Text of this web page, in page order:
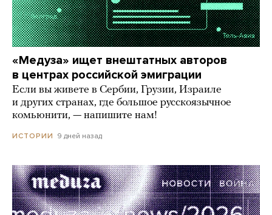
«Медуза» ищет внештатных авторов
в центрах российской эмиграции
Если вы живете в Сербии, Грузии, Израиле
и других странах, где большое русскоязычное
комьюнити, — напишите нам!
ИСТОРИИ 9 дней назад